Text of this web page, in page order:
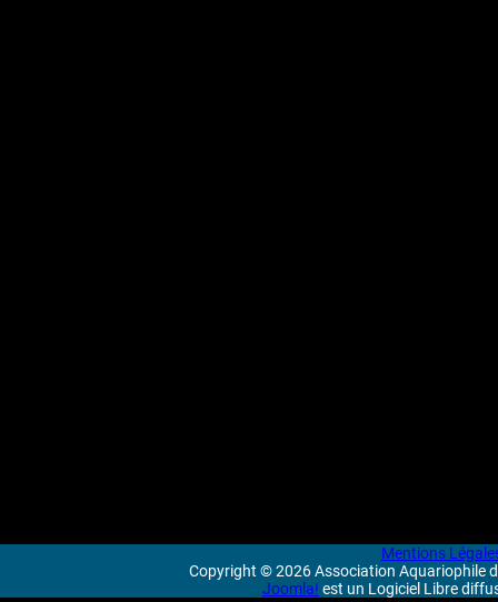
Mentions
Copyright © 2026 Association Aquariophile
Joomla! est un Logiciel Libre